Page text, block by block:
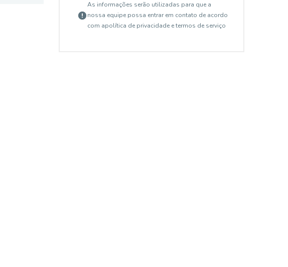
As informações serão utilizadas para que a
nossa equipe possa entrar em contato de acordo
com apolítica de privacidade e termos de serviço